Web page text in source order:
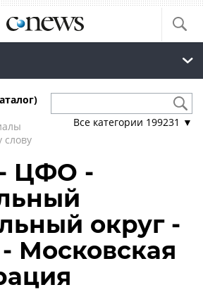
слову
Все категории 199231 ▼
ЦФО -
округ -
Московская